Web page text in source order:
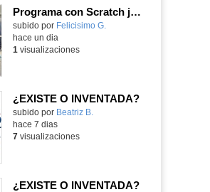
Programa con Scratch juegos con los partidos del mundial 2026 ganados por España
Contenido educativo.
subido por Felicisimo G.
hace un dia
1 visualizaciones
¿EXISTE O INVENTADA?
Contenido educativo.
subido por Beatriz B.
hace 7 dias
7visualizaciones
¿EXISTE O INVENTADA?